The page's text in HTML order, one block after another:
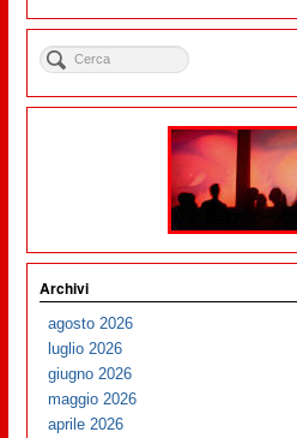
Archivi
agosto 2026
luglio 2026
giugno 2026
maggio 2026
aprile 2026